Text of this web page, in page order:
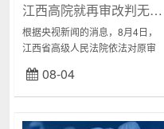
江西高院就再审改判无罪向张玉环赔礼道歉（附再审决定书）
根据央视新闻的消息，8月4日，
江西省高级人民法院依法对原审
进行公开宣判，撤销原审裁判，
宣告张玉环无罪。2001年11月28
08-04